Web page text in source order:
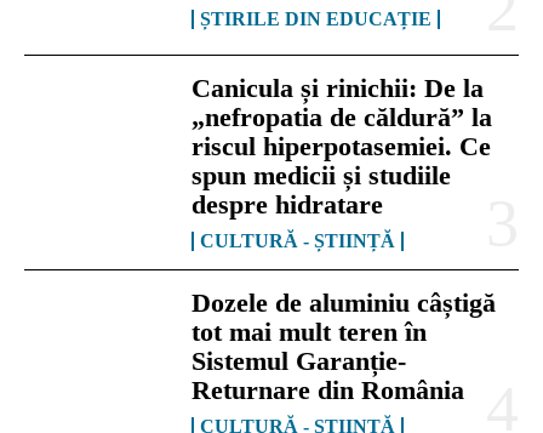
ȘTIRILE DIN EDUCAȚIE
Canicula și rinichii: De la
„nefropatia de căldură” la
riscul hiperpotasemiei. Ce
spun medicii și studiile
despre hidratare
CULTURĂ - ȘTIINȚĂ
Dozele de aluminiu câștigă
tot mai mult teren în
Sistemul Garanție-
Returnare din România
CULTURĂ - ȘTIINȚĂ